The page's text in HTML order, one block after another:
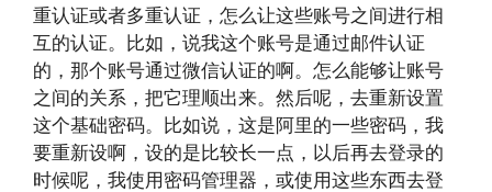
重认证或者多重认证，怎么让这些账号之间进行相
互的认证。比如，说我这个账号是通过邮件认证
的，那个账号通过微信认证的啊。怎么能够让账号
之间的关系，把它理顺出来。然后呢，去重新设置
这个基础密码。比如说，这是阿里的一些密码，我
要重新设啊，设的是比较长一点，以后再去登录的
时候呢，我使用密码管理器，或使用这些东西去登